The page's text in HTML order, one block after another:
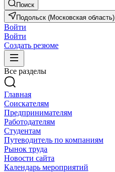
Поиск
Подольск (Московская область)
Войти
Войти
Создать резюме
Все разделы
Главная
Соискателям
Предпринимателям
Работодателям
Студентам
Путеводитель по компаниям
Рынок труда
Новости сайта
Календарь мероприятий